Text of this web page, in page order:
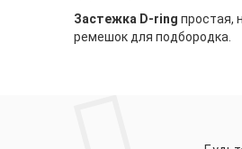
Застежка D-ring простая,
ремешок для подбородка.